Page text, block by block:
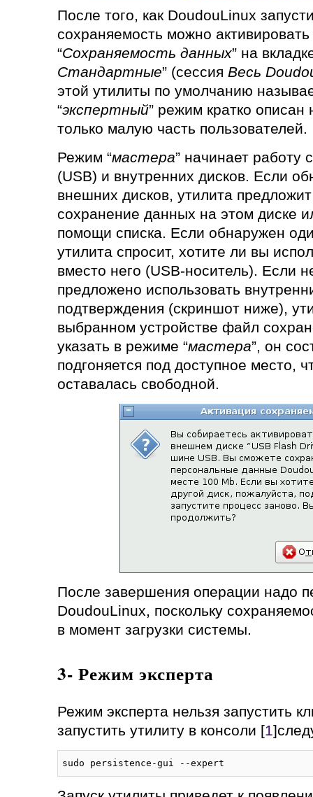
После того, как DoudouLinux
сохраняемость можно
“Сохраняемость данных” на
Стандартные” (сессия Весь
этой утилиты по умолчанию
“экспертный” режим кратко описан
только малую часть пользователей.
Режим “мастера” начинает работу
(USB) и внутренних дисков. Если
внешних дисков, утилита
сохранение данных на этом диске
помощи списка. Если обнаружен
утилита спросит, хотите ли вы
вместо него (USB-носитель). Если
предложено использовать
подтверждения (скриншот ниже),
выбранном устройстве файл
указать в режиме “мастера”, он
подгоняется под доступное место,
оставалась свободной.
После завершения операции надо
DoudouLinux, поскольку
в момент загрузки системы.
3- Режим эксперта
Режим эксперта нельзя запустить
запустить утилиту в консоли [1
sudo persistence-gui --expert